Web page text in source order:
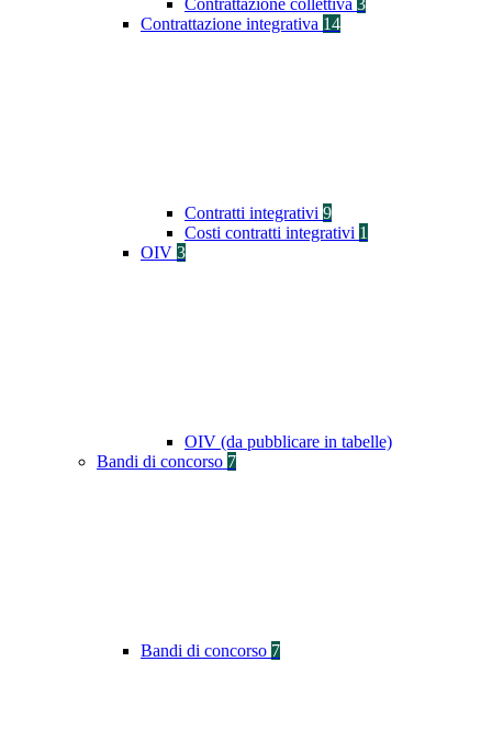
Contrattazione collettiva 3
Contrattazione integrativa 14
Contratti integrativi 9
Costi contratti integrativi 1
OIV 3
OIV (da pubblicare in tabelle)
Bandi di concorso 7
Bandi di concorso 7